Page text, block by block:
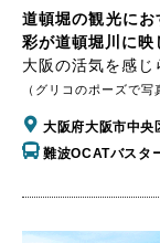
道頓堀の観光に
彩が道頓堀川に映
大阪の活気を感じ
（グリコのポーズで
大阪府大阪市中央
難波OCATバスタ